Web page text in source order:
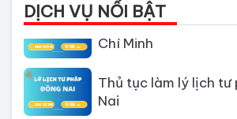
DỊCH VỤ NỔI BẬT
Thủ tục làm Lý Lịch
Chí Minh
Thủ tục làm lý lịch
Nai